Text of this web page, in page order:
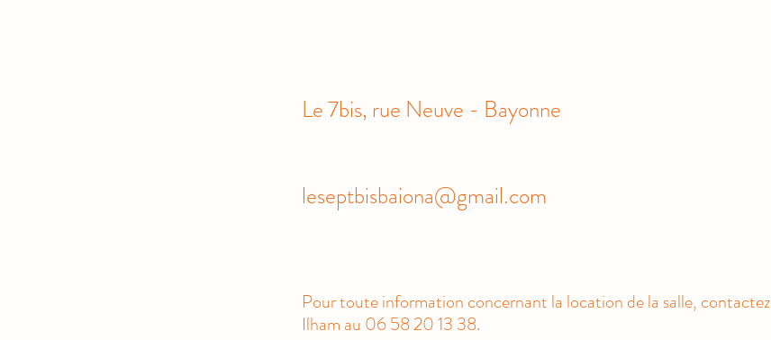
Le 7bis, rue Neuve - Bayonne
leseptbisbaiona@gmail.com
Pour toute information concernant la location de la salle, contactez
Ilham au 06 58 20 13 38.